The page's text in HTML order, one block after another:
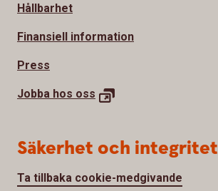
Hållbarhet
Finansiell information
Press
Jobba hos oss
Säkerhet och integritet
Ta tillbaka cookie-medgivande